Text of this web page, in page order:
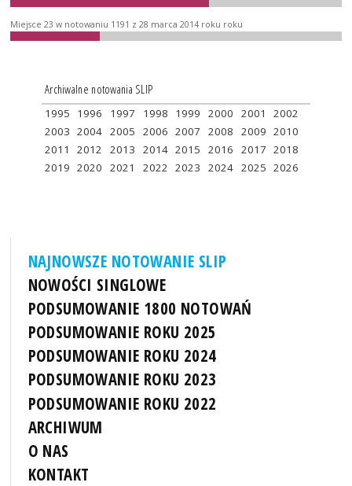
Miejsce 23 w notowaniu 1191 z 28 marca 2014 roku roku
Archiwalne notowania SLIP
1995 1996 1997 1998 1999 2000 2001
2002
2003 2004 2005 2006 2007 2008 2009 2010
2011
2012 2013 2014 2015 2016 2017 2018
2019 2020 2021 2022 2023 2024 2025 2026
NAJNOWSZE NOTOWANIE SLIP
NOWOŚCI SINGLOWE
PODSUMOWANIE 1800 NOTOWAŃ
PODSUMOWANIE ROKU 2025
PODSUMOWANIE ROKU 2024
PODSUMOWANIE ROKU 2023
PODSUMOWANIE ROKU 2022
ARCHIWUM
O NAS
KONTAKT